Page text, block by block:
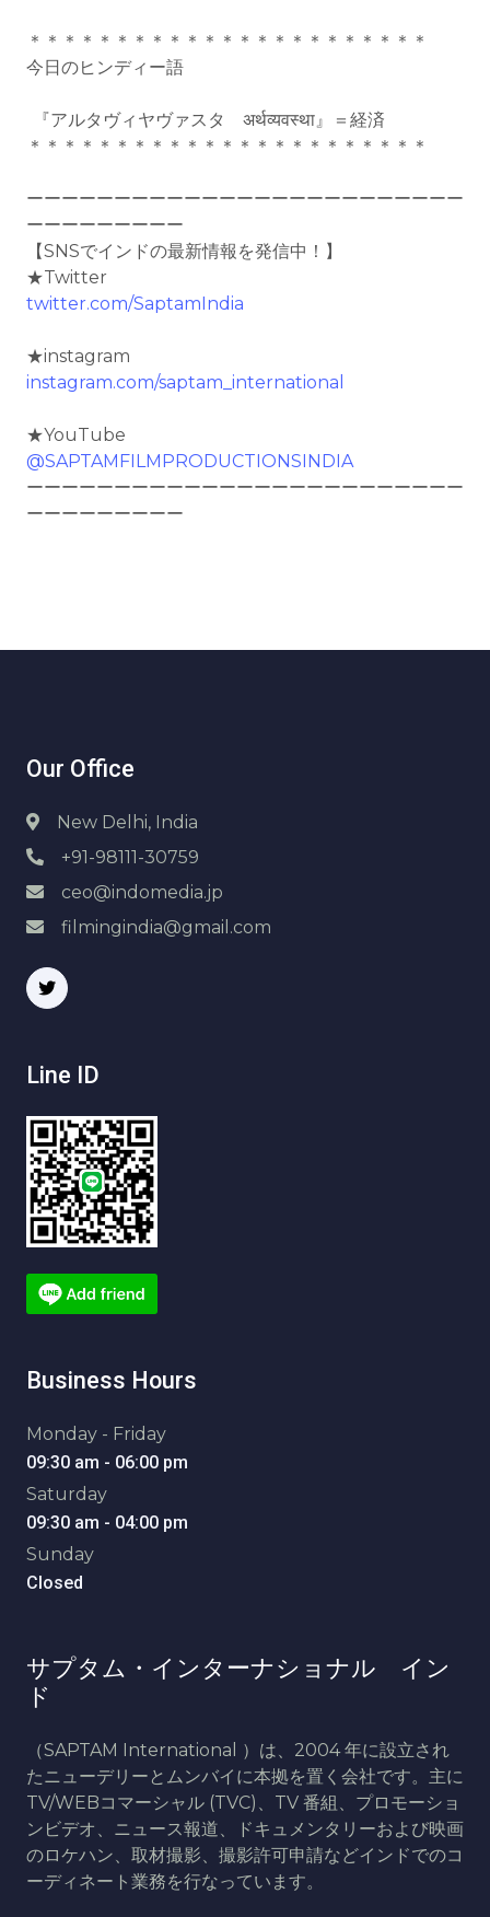
＊＊＊＊＊＊＊＊＊＊＊＊＊＊＊＊＊＊＊＊＊＊＊
今日のヒンディー語
『アルタヴィヤヴァスタ अर्थव्यवस्था』＝経済
＊＊＊＊＊＊＊＊＊＊＊＊＊＊＊＊＊＊＊＊＊＊＊
ーーーーーーーーーーーーーーーーーーーーーーーーー
ーーーーーーーーー
【SNSでインドの最新情報を発信中！】
★Twitter
twitter.com/SaptamIndia
★instagram
instagram.com/saptam_international
★YouTube
@SAPTAMFILMPRODUCTIONSINDIA
ーーーーーーーーーーーーーーーーーーーーーーーーー
ーーーーーーーーー
Our Office
New Delhi, India
+91-98111-30759
ceo@indomedia.jp
filmingindia@gmail.com
Line ID
Business Hours
Monday - Friday
09:30 am - 06:00 pm
Saturday
09:30 am - 04:00 pm
Sunday
Closed
サプタム・インターナショナル イン
ド
（SAPTAM International ）は、2004 年に設立され
たニューデリーとムンバイに本拠を置く会社です。主に
TV/WEBコマーシャル (TVC)、TV 番組、プロモーショ
ンビデオ、ニュース報道、ドキュメンタリーおよび映画
のロケハン、取材撮影、撮影許可申請などインドでのコ
ーディネート業務を行なっています。